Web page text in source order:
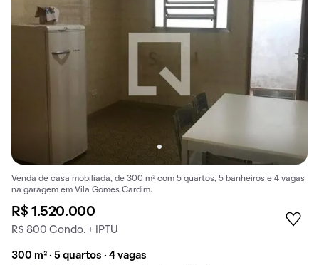
Venda de casa mobiliada, de 300 m² com 5 quartos, 5 banheiros e 4 vagas
na garagem em Vila Gomes Cardim.
R$ 1.520.000
R$ 800 Condo. + IPTU
300 m² · 5 quartos · 4 vagas